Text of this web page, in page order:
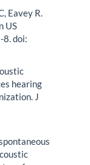
Eavey R.
US
doi:
hearing
J